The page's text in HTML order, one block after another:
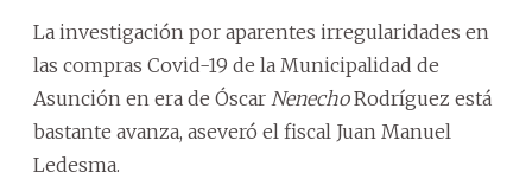
La investigación por aparentes irregularidades en
las compras Covid-19 de la Municipalidad de
Asunción en era de Óscar NenechoRodríguez está
bastante avanza, aseveró el fiscal Juan Manuel
Ledesma.